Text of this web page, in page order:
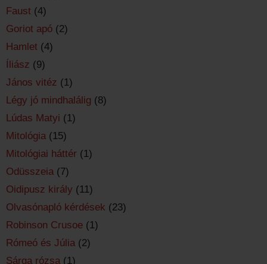
Faust (4)
Goriot apó (2)
Hamlet (4)
Íliász (9)
János vitéz (1)
Légy jó mindhalálig (8)
Lúdas Matyi (1)
Mitológia (15)
Mitológiai háttér (1)
Odüsszeia (7)
Oidipusz király (11)
Olvasónapló kérdések (23)
Robinson Crusoe (1)
Rómeó és Júlia (2)
Sárga rózsa (1)